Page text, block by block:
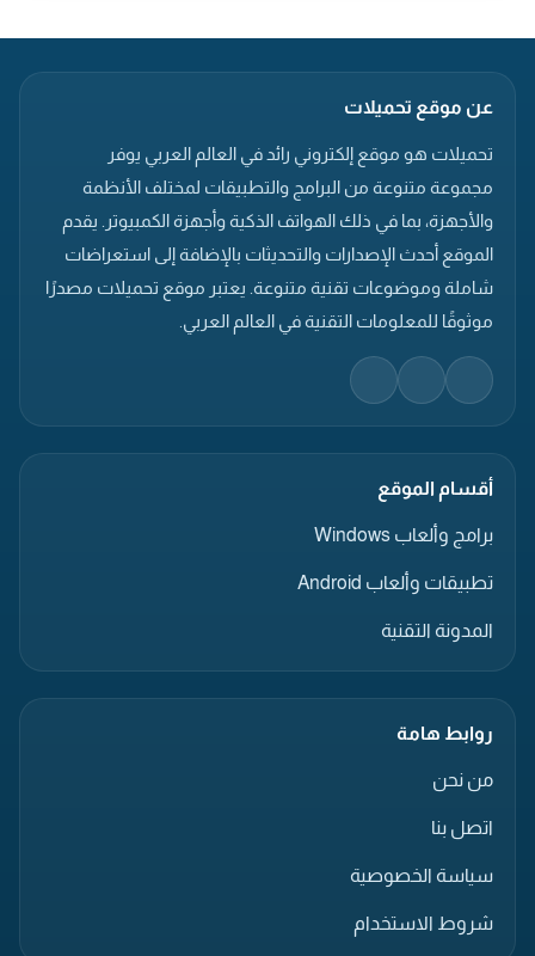
عن موقع تحميلات
تحميلات هو موقع إلكتروني رائد في العالم العربي يوفر
مجموعة متنوعة من البرامج والتطبيقات لمختلف الأنظمة
والأجهزة، بما في ذلك الهواتف الذكية وأجهزة الكمبيوتر. يقدم
الموقع أحدث الإصدارات والتحديثات بالإضافة إلى استعراضات
شاملة وموضوعات تقنية متنوعة. يعتبر موقع تحميلات مصدرًا
موثوقًا للمعلومات التقنية في العالم العربي.
أقسام الموقع
برامج وألعاب Windows
تطبيقات وألعاب Android
المدونة التقنية
روابط هامة
من نحن
اتصل بنا
سياسة الخصوصية
شروط الاستخدام